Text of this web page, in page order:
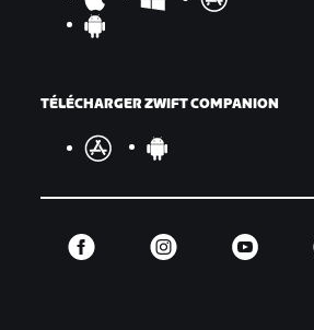
TÉLÉCHARGER ZWIFT COMPANION